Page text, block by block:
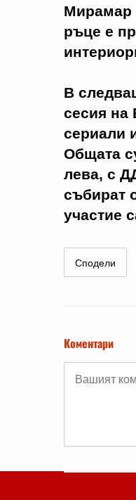
Мирамар
ръце е
В
сесия на
сериали
Oбщата
лева, с
събират
участие
Сподели
Коментари